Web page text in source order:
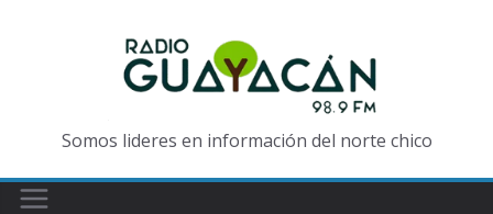
Somos lideres en información del norte chico